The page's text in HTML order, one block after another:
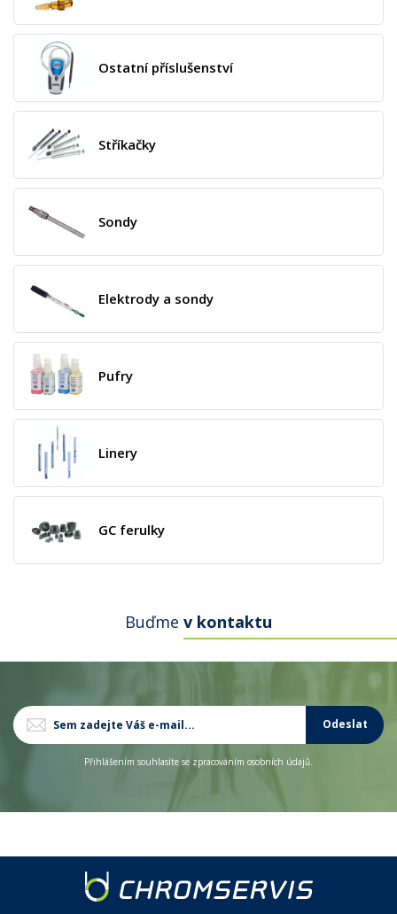
Ostatní příslušenství
Stříkačky
Sondy
Elektrody a sondy
Pufry
Linery
GC ferulky
Buďme v kontaktu
Odeslat
Přihlášením souhlasíte se zpracováním osobních údajů.